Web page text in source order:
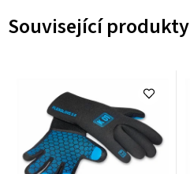
Související produkty